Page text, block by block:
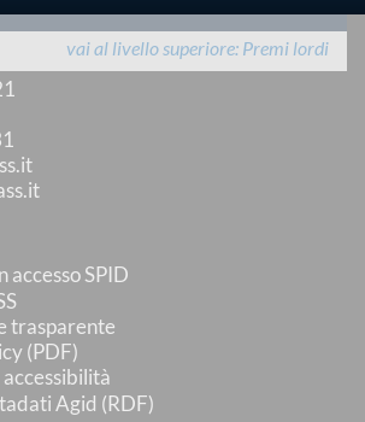
vai al livello superiore Premi lordi
sulle Assicurazioni
accesso SPID
trasparente
(PDF)
Agid (RDF)